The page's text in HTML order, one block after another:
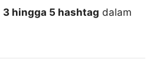
3 hingga 5 hashtag dalam